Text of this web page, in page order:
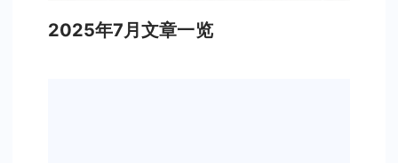
2025年7月文章一览